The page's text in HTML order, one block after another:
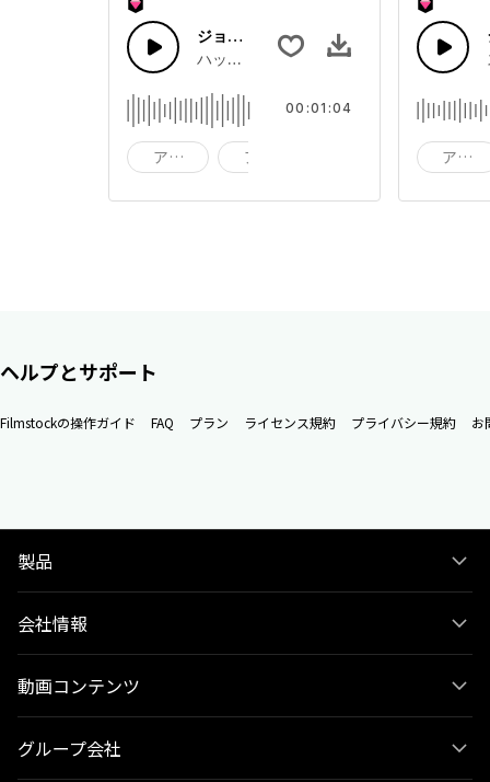
ジョイフルウクレレ
ハッピーなウクレレのメロディーとベー
アコースティック
アド バックグラウンド
00:01:04
アコ
ヘルプとサポート
Filmstockの操作ガイド FAQ プラン ライセンス規約 プライバシー規約 お
製品
会社情報
動画コンテンツ
グループ会社